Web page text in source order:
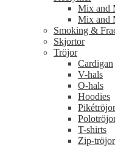
Mix and
Mix and
Smoking &
Skjortor
Tröjor
Cardigan
V-hals
O-hals
Hoodies
Pikétröjor
T-shirts
Zip-tröjor